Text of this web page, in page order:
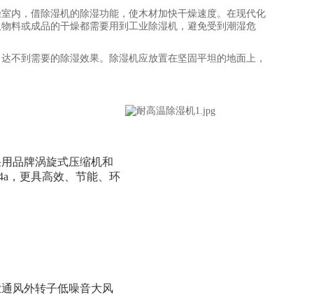
内，借除湿机的除湿功能，使木材加快干燥速度。在现代化
料或成品的干燥都需要用到工业除湿机，避免受到潮湿危
不到需要的除湿效果。除湿机应放置在坚固平坦的地面上，
品牌涡旋式压缩机和
，更具高效、节能、环
风外转子低噪音大风